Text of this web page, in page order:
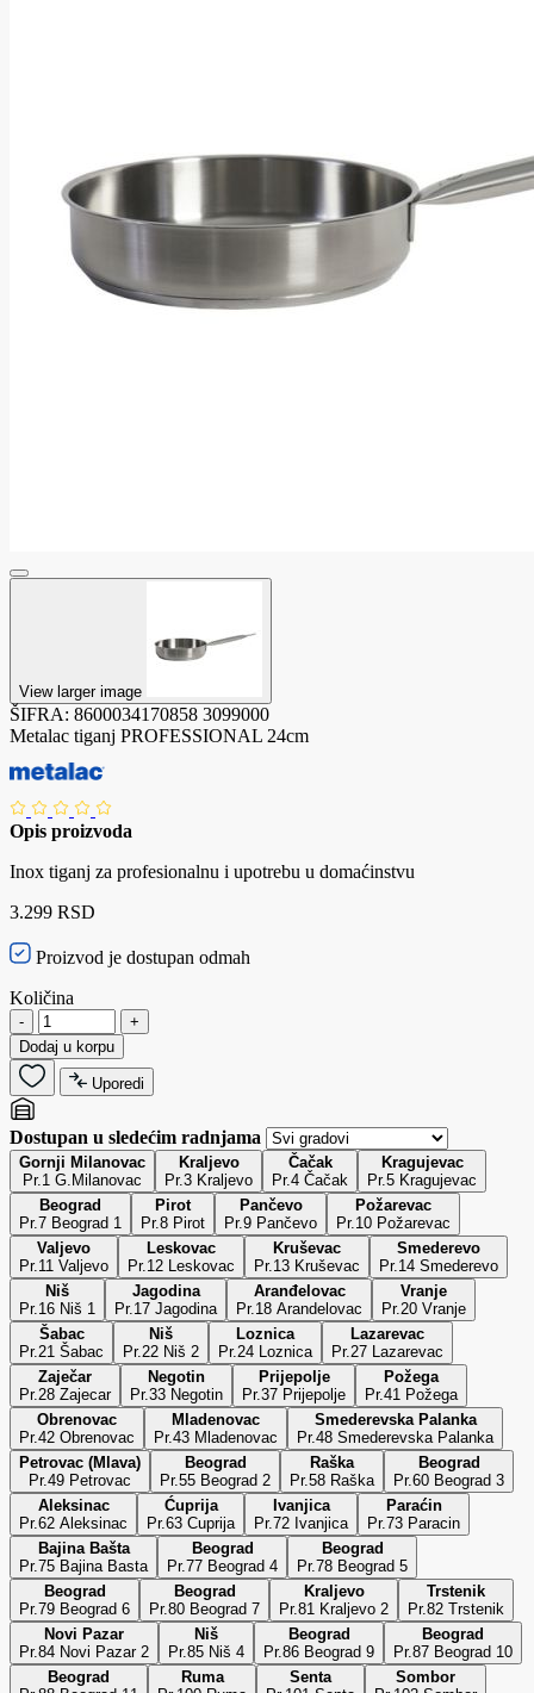
View larger image
ŠIFRA: 8600034170858 3099000
Metalac tiganj PROFESSIONAL 24cm
Opis proizvoda
Inox tiganj za profesionalnu i upotrebu u domaćinstvu
3.299 RSD
Proizvod je dostupan odmah
Količina
-
+
Dodaj u korpu
Uporedi
Dostupan u sledećim radnjama
Gornji Milanovac
Pr.1 G.Milanovac
Kraljevo
Pr.3 Kraljevo
Čačak
Pr.4 Čačak
Kragujevac
Pr.5 Kragujevac
Beograd
Pr.7 Beograd 1
Pirot
Pr.8 Pirot
Pančevo
Pr.9 Pančevo
Požarevac
Pr.10 Požarevac
Valjevo
Pr.11 Valjevo
Leskovac
Pr.12 Leskovac
Kruševac
Pr.13 Kruševac
Smederevo
Pr.14 Smederevo
Niš
Pr.16 Niš 1
Jagodina
Pr.17 Jagodina
Aranđelovac
Pr.18 Arandelovac
Vranje
Pr.20 Vranje
Šabac
Pr.21 Šabac
Niš
Pr.22 Niš 2
Loznica
Pr.24 Loznica
Lazarevac
Pr.27 Lazarevac
Zaječar
Pr.28 Zajecar
Negotin
Pr.33 Negotin
Prijepolje
Pr.37 Prijepolje
Požega
Pr.41 Požega
Obrenovac
Pr.42 Obrenovac
Mladenovac
Pr.43 Mladenovac
Smederevska Palanka
Pr.48 Smederevska Palanka
Petrovac (Mlava)
Pr.49 Petrovac
Beograd
Pr.55 Beograd 2
Raška
Pr.58 Raška
Beograd
Pr.60 Beograd 3
Aleksinac
Pr.62 Aleksinac
Ćuprija
Pr.63 Cuprija
Ivanjica
Pr.72 Ivanjica
Paraćin
Pr.73 Paracin
Bajina Bašta
Pr.75 Bajina Basta
Beograd
Pr.77 Beograd 4
Beograd
Pr.78 Beograd 5
Beograd
Pr.79 Beograd 6
Beograd
Pr.80 Beograd 7
Kraljevo
Pr.81 Kraljevo 2
Trstenik
Pr.82 Trstenik
Novi Pazar
Pr.84 Novi Pazar 2
Niš
Pr.85 Niš 4
Beograd
Pr.86 Beograd 9
Beograd
Pr.87 Beograd 10
Beograd
Ruma
Senta
Sombor